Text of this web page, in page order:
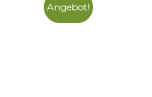
Angebot!